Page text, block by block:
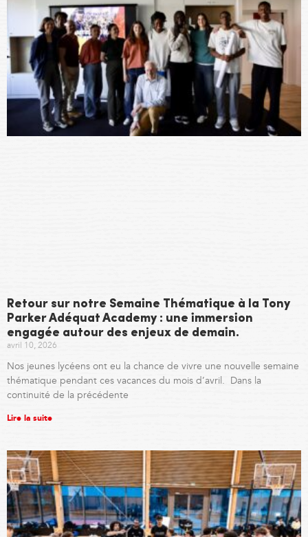
Retour sur notre Semaine Thématique à la Tony
Parker Adéquat Academy : une immersion
engagée autour des enjeux de demain.
avril 10, 2026
Nos jeunes lycéens ont eu la chance de vivre une nouvelle semaine
thématique pendant ces vacances du mois d’avril. Dans la
continuité de la précédente
Lire la suite